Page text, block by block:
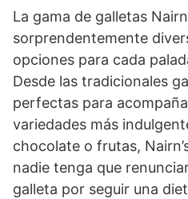
La gama de galletas
sorprendentemente
opciones para cada
Desde las tradicionales
perfectas para
variedades más
chocolate o frutas,
nadie tenga que
galleta por seguir una